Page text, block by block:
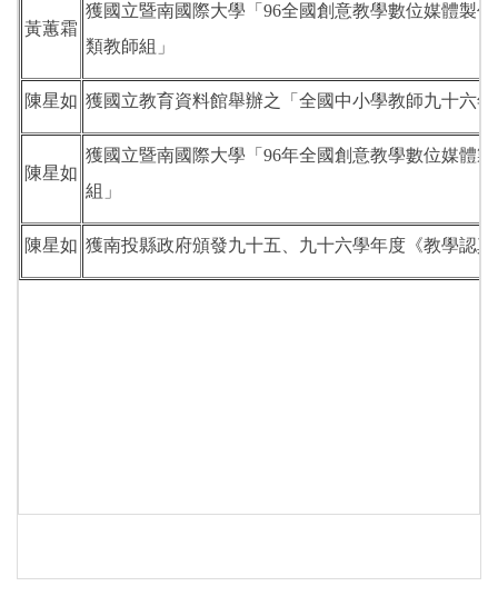
黃蕙霜
獲國立暨南國際大學「96全國創意教學數位媒體製
類教師組」
陳星如 獲國立教育資料館舉辦之「全國中小學教師九十六
陳星如
獲國立暨南國際大學「96年全國創意教學數位媒體
組」
陳星如 獲南投縣政府頒發九十五、九十六學年度《教學認